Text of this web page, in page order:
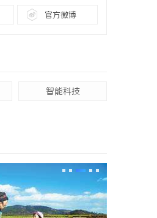
官方微博
智能科技